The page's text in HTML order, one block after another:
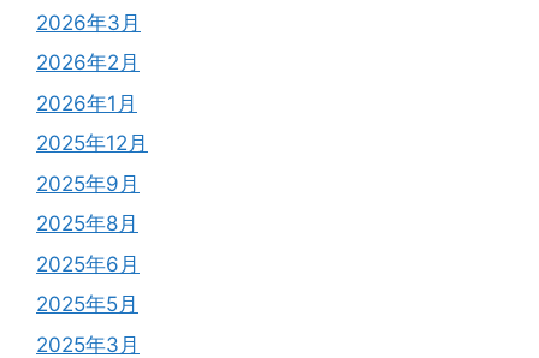
2026年3月
2026年2月
2026年1月
2025年12月
2025年9月
2025年8月
2025年6月
2025年5月
2025年3月